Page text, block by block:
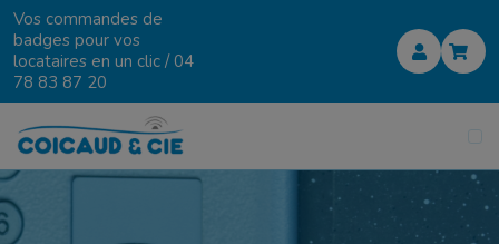
Vos commandes de
badges pour vos
locataires en un clic /04
78 83 87 20